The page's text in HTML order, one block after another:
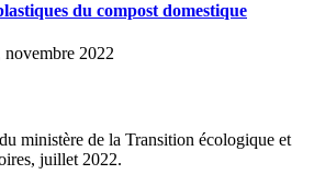
du compost domestique
2022
ministère de la Transition écologique et
juillet 2022.